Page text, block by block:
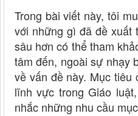
Trong bài viết này, tôi
với những gì đã đề xuất
sâu hơn có thể tham
tâm đến, ngoài sự nhạy
về vấn đề này. Mục
lĩnh vực trong Giáo
nhắc những nhu cầu